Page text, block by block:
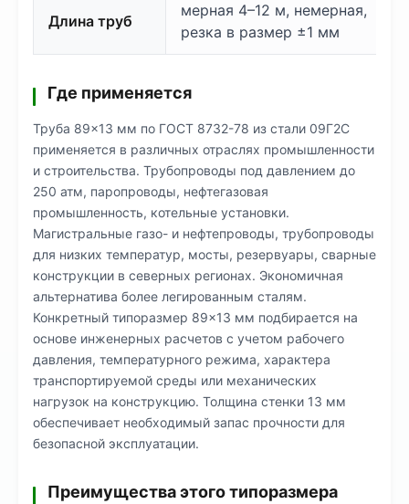
Длина труб
мерная 4–12 м, немерная,
резка в размер ±1 мм
Где применяется
Труба 89×13 мм по ГОСТ 8732-78 из стали 09Г2С
применяется в различных отраслях промышленности
и строительства. Трубопроводы под давлением до
250 атм, паропроводы, нефтегазовая
промышленность, котельные установки.
Магистральные газо- и нефтепроводы, трубопроводы
для низких температур, мосты, резервуары, сварные
конструкции в северных регионах. Экономичная
альтернатива более легированным сталям.
Конкретный типоразмер 89×13 мм подбирается на
основе инженерных расчетов с учетом рабочего
давления, температурного режима, характера
транспортируемой среды или механических
нагрузок на конструкцию. Толщина стенки 13 мм
обеспечивает необходимый запас прочности для
безопасной эксплуатации.
Преимущества этого типоразмера